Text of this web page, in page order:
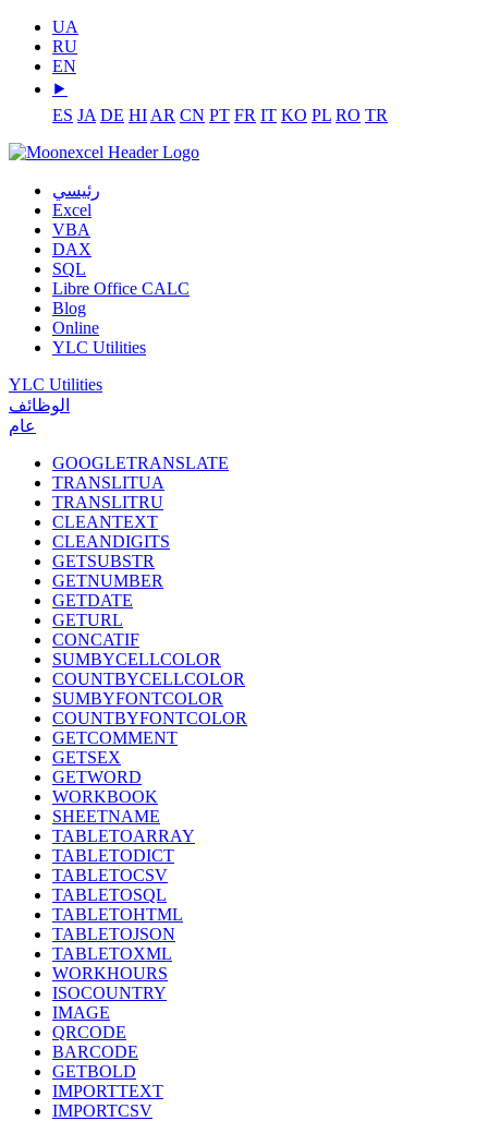
UA
RU
EN
⯈
ES JA DE HI AR CN PT FR IT KO PL RO TR
رئيسي
Excel
VBA
DAX
SQL
Libre Office CALC
Blog
Online
YLC Utilities
YLC Utilities
الوظائف
عام
GOOGLETRANSLATE
TRANSLITUA
TRANSLITRU
CLEANTEXT
CLEANDIGITS
GETSUBSTR
GETNUMBER
GETDATE
GETURL
CONCATIF
SUMBYCELLCOLOR
COUNTBYCELLCOLOR
SUMBYFONTCOLOR
COUNTBYFONTCOLOR
GETCOMMENT
GETSEX
GETWORD
WORKBOOK
SHEETNAME
TABLETOARRAY
TABLETODICT
TABLETOCSV
TABLETOSQL
TABLETOHTML
TABLETOJSON
TABLETOXML
WORKHOURS
ISOCOUNTRY
IMAGE
QRCODE
BARCODE
GETBOLD
IMPORTTEXT
IMPORTCSV